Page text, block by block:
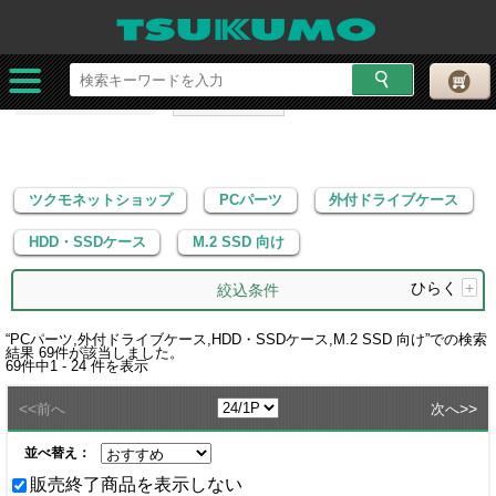
ツクモネットショップ PCパーツ
外付ドライブケース
HDD・SSDケース
M.2 SSD 向け
ツクモネットショップ PCパーツ 外付ドライブケース
HDD・SSDケース M.2 SSD 向け
絞込条件 ひらく +
“PCパーツ,外付ドライブケース,HDD・SSDケース,M.2 SSD 向け”での検索
結果 69件が該当しました。
69件中1 - 24 件を表示
<<前へ 次へ>>
並べ替え：
販売終了商品を表示しない